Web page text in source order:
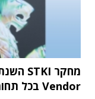
Vendor בכל תחומי שוק ה-IT